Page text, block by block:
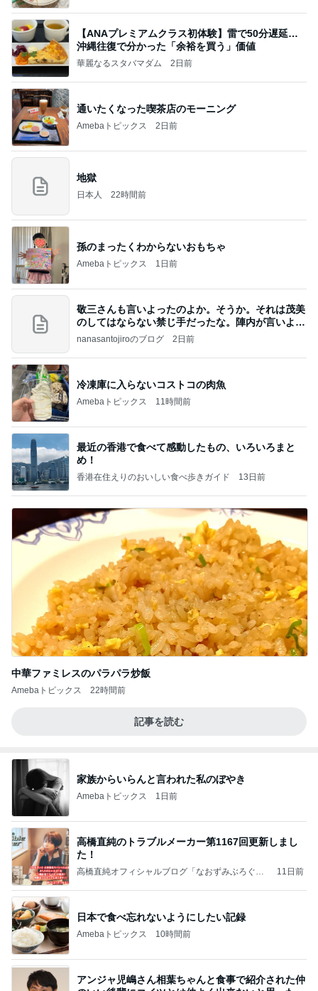
【ANAプレミアムクラス初体験】雷で50分遅延…
沖縄往復で分かった「余裕を買う」価値
華麗なるスタバマダム 2日前
通いたくなった喫茶店のモーニング
Amebaトピックス 2日前
地獄
日本人 22時間前
孫のまったくわからないおもちゃ
Amebaトピックス 1日前
敬三さんも言いよったのよか。そうか。それは茂美
のしてはならない禁じ手だったな。陣内が言いよる
のよ
nanasantojiroのブログ 2日前
冷凍庫に入らないコストコの肉魚
Amebaトピックス 11時間前
最近の香港で食べて感動したもの、いろいろまと
め！
香港在住えりのおいしい食べ歩きガイド 13日前
中華ファミレスのパラパラ炒飯
Amebaトピックス 22時間前
記事を読む
家族からいらんと言われた私のぼやき
Amebaトピックス 1日前
高橋直純のトラブルメーカー第1167回更新しまし
た！
高橋直純オフィシャルブログ「なおずみぶろぐ」
11日前
日本で食べ忘れないようにしたい記録
Amebaトピックス 10時間前
アンジャ児嶋さん相葉ちゃんと食事で紹介された仲